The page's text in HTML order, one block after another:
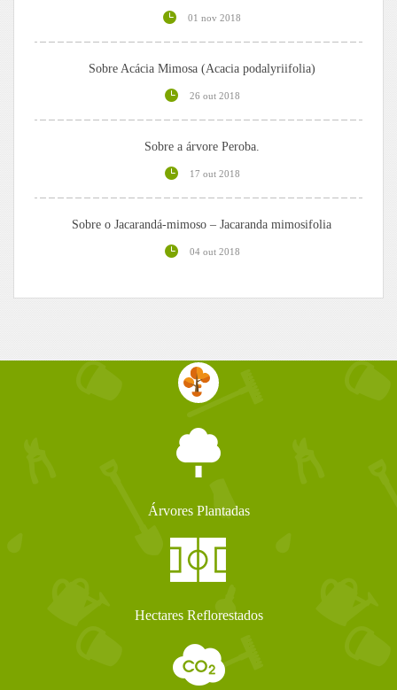
01 nov 2018
Sobre Acácia Mimosa (Acacia podalyriifolia)
26 out 2018
Sobre a árvore Peroba.
17 out 2018
Sobre o Jacarandá-mimoso – Jacaranda mimosifolia
04 out 2018
Árvores Plantadas
Hectares Reflorestados